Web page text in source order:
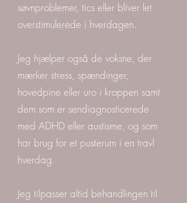
søvnproblemer, tics eller bliver let
overstimulerede i hverdagen.
Jeg hjælper også de voksne, der
mærker stress, spændinger,
hovedpine eller uro i kroppen samt
dem som er sendiagnosticerede
med ADHD eller austisme, og som
har brug for et pusterum i en travl
hverdag.
Jeg tilpasser altid behandlingen til